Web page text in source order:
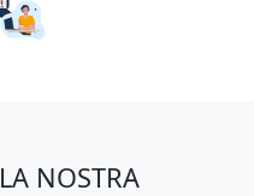
LA NOSTRA